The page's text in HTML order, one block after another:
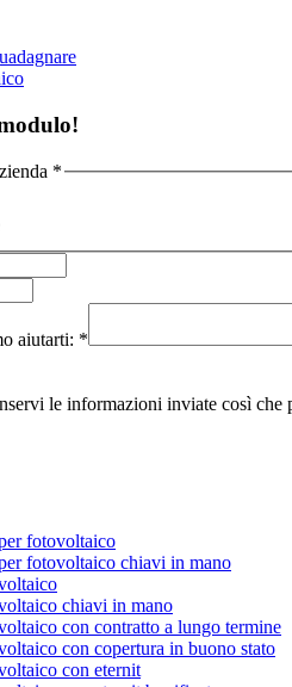
*
aiutarti: *
le informazioni inviate così che
fotovoltaico
fotovoltaico chiavi in mano
chiavi in mano
con contratto a lungo termine
con copertura in buono stato
con eternit